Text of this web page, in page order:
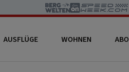
AUSFLÜGE WOHNEN ABO